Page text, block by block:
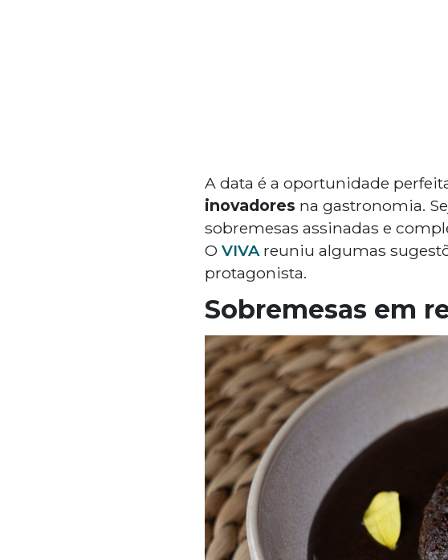
A data é a oportunidade
inovadores na gastronomia.
sobremesas assinadas e
O VIVAreuniu algumas
protagonista.
Sobremesas em